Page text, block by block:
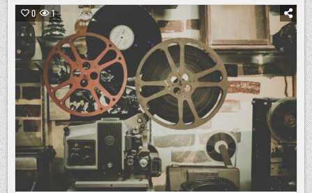
ERREICHT
IM
JULI
11,41
MILLIONEN
MENSCHEN
0 1